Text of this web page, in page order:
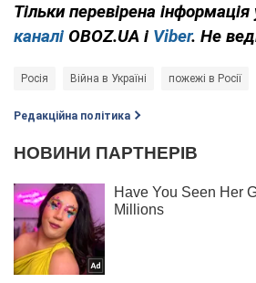
Тільки перевірена інформація
каналі OBOZ.UA і Viber. Не
Росія Війна в Україні пожежі в Росії
Редакційна політика